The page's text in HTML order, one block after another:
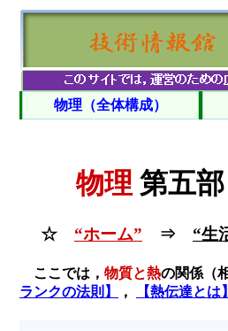
物理（全体構成）
物理 第五部
☆ “ホーム” ⇒ “生
ここでは， 物質と熱の関係（
ランクの法則】
， 【熱伝達とは】